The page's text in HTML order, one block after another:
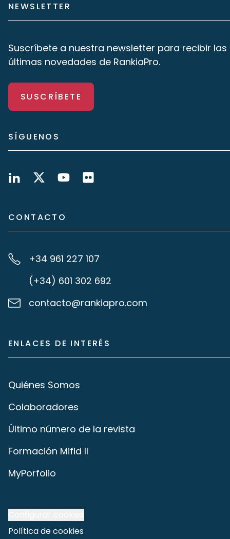
NEWSLETTER
Suscríbete a nuestra newsletter para recibir las
últimas novedades de RankiaPro.
SUSCRÍBETE
SÍGUENOS
CONTACTO
+34 961 227 107
(+34) 601 302 692
contacto@rankiapro.com
ENLACES DE INTERÉS
Quiénes Somos
Colaboradores
Último número de la revista
Formación Mifid II
MyPorfolio
Política de cookies